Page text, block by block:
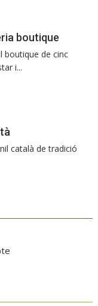
boutique
boutique de cinc
i...
català de tradició